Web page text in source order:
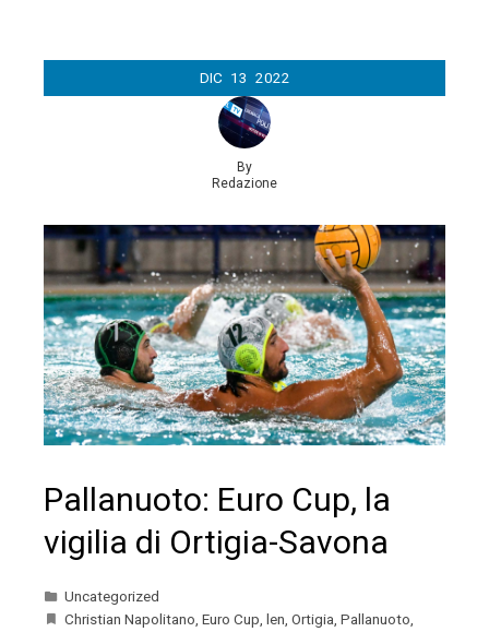
DIC 13 2022
By
Redazione
Pallanuoto: Euro Cup, la
vigilia di Ortigia-Savona
Uncategorized
Christian Napolitano, Euro Cup, len, Ortigia, Pallanuoto,